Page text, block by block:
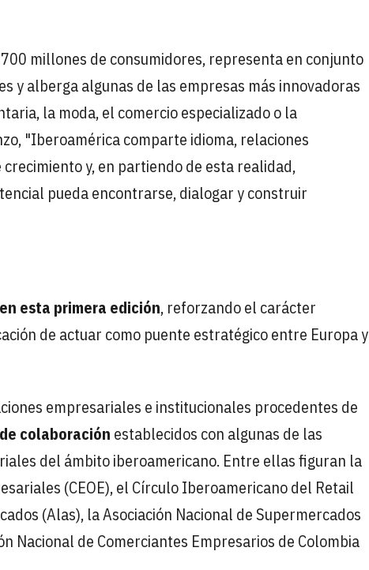
millones de consumidores, representa en conjunto
y alberga algunas de las empresas más innovadoras
la moda, el comercio especializado o la
"Iberoamérica comparte idioma, relaciones
y, en partiendo de esta realidad,
pueda encontrarse, dialogar y construir
esta primera edición, reforzando el carácter
de actuar como puente estratégico entre Europa y
empresariales e institucionales procedentes de
colaboración establecidos con algunas de las
del ámbito iberoamericano. Entre ellas figuran la
(CEOE), el Círculo Iberoamericano del Retail
(Alas), la Asociación Nacional de Supermercados
Nacional de Comerciantes Empresarios de Colombia